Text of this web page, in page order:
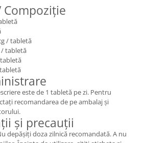
/ tabletă
/ tabletă
este de 1 tabletă pe zi. Pentru
recomandarea de pe ambalaj și
și precauții
depășiți doza zilnică recomandată. A nu